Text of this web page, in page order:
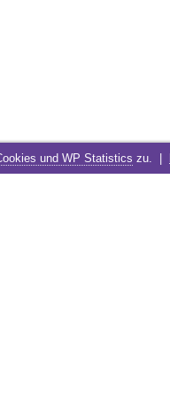
und WP Statistics zu. |